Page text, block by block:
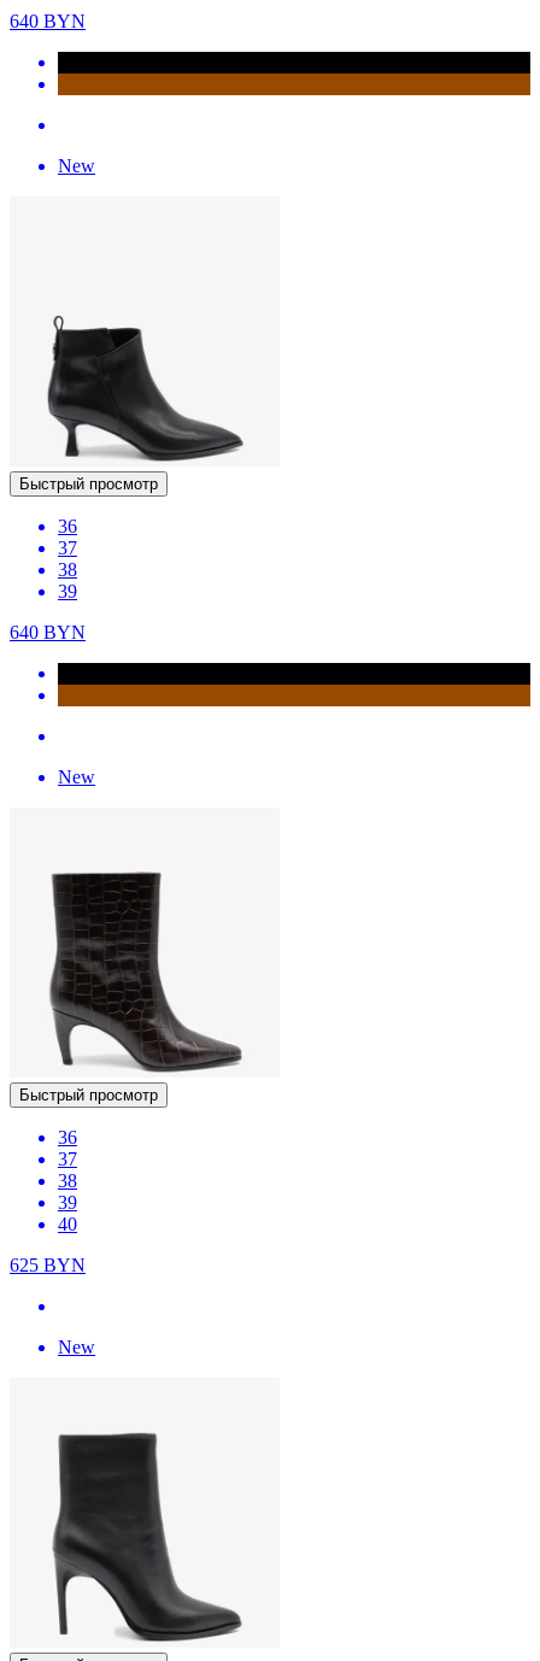
640 BYN
New
Быстрый просмотр
36
37
38
39
640 BYN
New
Быстрый просмотр
36
37
38
39
40
625 BYN
New